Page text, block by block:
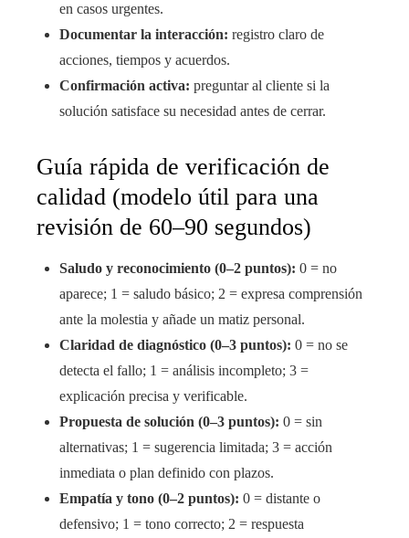
en casos urgentes.
Documentar la interacción: registro claro de
acciones, tiempos y acuerdos.
Confirmación activa: preguntar al cliente si la
solución satisface su necesidad antes de cerrar.
Guía rápida de verificación de
calidad (modelo útil para una
revisión de 60–90 segundos)
Saludo y reconocimiento (0–2 puntos): 0 = no
aparece; 1 = saludo básico; 2 = expresa comprensión
ante la molestia y añade un matiz personal.
Claridad de diagnóstico (0–3 puntos): 0 = no se
detecta el fallo; 1 = análisis incompleto; 3 =
explicación precisa y verificable.
Propuesta de solución (0–3 puntos): 0 = sin
alternativas; 1 = sugerencia limitada; 3 = acción
inmediata o plan definido con plazos.
Empatía y tono (0–2 puntos): 0 = distante o
defensivo; 1 = tono correcto; 2 = respuesta